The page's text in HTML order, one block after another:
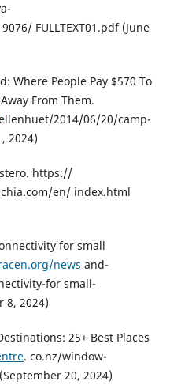
FULLTEXT01.pdf (June
Where People Pay $570 To
From Them.
2014/06/20/camp-
2024)
https://
en/ index.html
for small
news and-
for small-
8, 2024)
25+ Best Places
. co.nz/window-
20, 2024)